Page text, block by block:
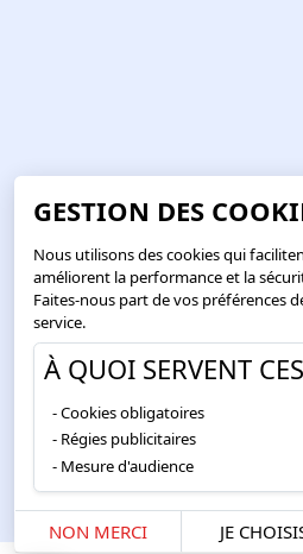
GESTION DES
Nous utilisons des cookies qui
améliorent la performance et la
Faites-nous part de vos préférences
service.
À QUOI SERVENT
Cookies obligatoires
Régies publicitaires
Mesure d'audience
NON MERCI JE